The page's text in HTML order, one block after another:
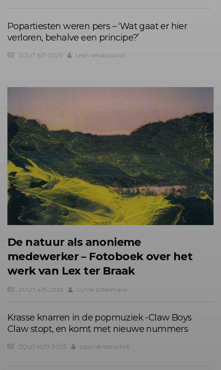
Popartiesten weren pers – ‘Wat gaat er hier
verloren, behalve een principe?’
ZOUT 6/7-2025 Leon Verdonschot
De natuur als anonieme
medewerker – Fotoboek over het
werk van Lex ter Braak
ZOUT 4/5-2026 Cyrille Offermans
Krasse knarren in de popmuziek -Claw Boys
Claw stopt, en komt met nieuwe nummers
ZOUT 10/11-2025 Leon Verdonschot